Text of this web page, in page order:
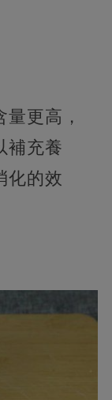
更高，
補充養
化的效